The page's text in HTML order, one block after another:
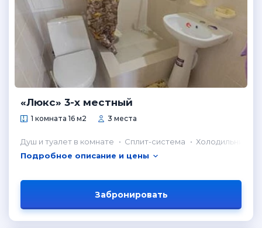
«Люкс» 3-х местный
1 комната 16 м2 3 места
Душ и туалет в комнате Сплит-система
Холодильник в
Подробное описание и цены
Забронировать